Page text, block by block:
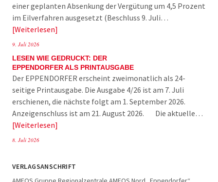
einer geplanten Absenkung der Vergütung um 4,5 Prozent
im Eilverfahren ausgesetzt (Beschluss 9. Juli…
Weiterlesen
9. Juli 2026
LESEN WIE GEDRUCKT: DER
EPPENDORFER ALS PRINTAUSGABE
Der EPPENDORFER erscheint zweimonatlich als 24-
seitige Printausgabe. Die Ausgabe 4/26 ist am 7. Juli
erschienen, die nächste folgt am 1. September 2026.
Anzeigenschluss ist am 21. August 2026. Die aktuelle…
Weiterlesen
8. Juli 2026
VERLAGSANSCHRIFT